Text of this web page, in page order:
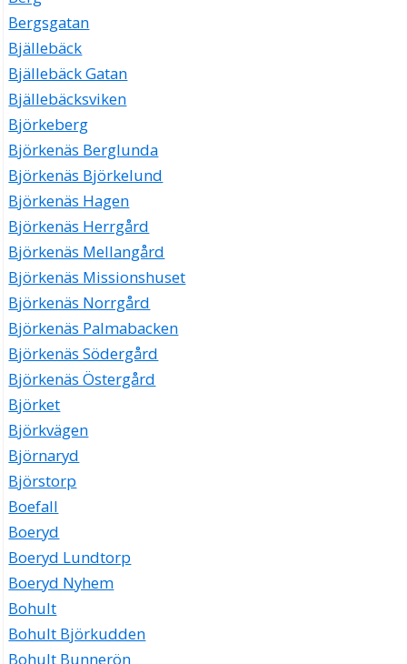
Bergsgatan
Bjällebäck
Bjällebäck Gatan
Bjällebäcksviken
Björkeberg
Björkenäs Berglunda
Björkenäs Björkelund
Björkenäs Hagen
Björkenäs Herrgård
Björkenäs Mellangård
Björkenäs Missionshuset
Björkenäs Norrgård
Björkenäs Palmabacken
Björkenäs Södergård
Björkenäs Östergård
Björket
Björkvägen
Björnaryd
Björstorp
Boefall
Boeryd
Boeryd Lundtorp
Boeryd Nyhem
Bohult
Bohult Björkudden
Bohult Bunnerön